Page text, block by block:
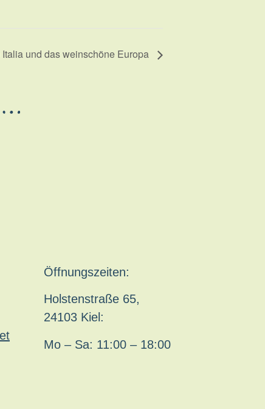
und das weinschöne Europa
Öffnungszeiten:
Holstenstraße 65,
24103 Kiel:
Mo – Sa: 11:00 – 18:00